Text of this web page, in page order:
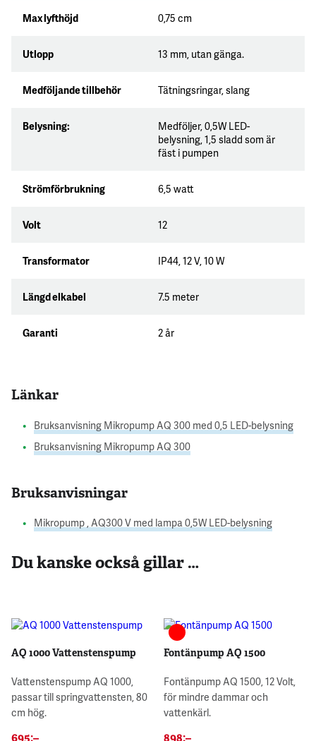
Max lyfthöjd 0,75 cm
Utlopp 13 mm, utan gänga.
Medföljande tillbehör Tätningsringar, slang
Belysning:
Medföljer, 0,5W LED-
belysning, 1,5 sladd som är
fäst i pumpen
Strömförbrukning 6,5 watt
Volt 12
Transformator IP44, 12 V, 10 W
Längd elkabel 7.5 meter
Garanti 2 år
Länkar
Bruksanvisning Mikropump AQ 300 med 0,5 LED-belysning
Bruksanvisning Mikropump AQ 300
Bruksanvisningar
Mikropump , AQ300 V med lampa 0,5W LED-belysning
Du kanske också gillar …
AQ 1000 Vattenstenspump
Vattenstenspump AQ 1000,
passar till springvattensten, 80
cm hög.
695:–
Fontänpump AQ 1500
Fontänpump AQ 1500, 12 Volt,
för mindre dammar och
vattenkärl.
898:–